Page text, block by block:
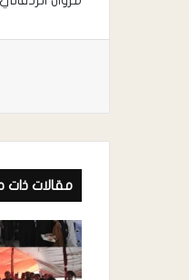
مقالات ذات